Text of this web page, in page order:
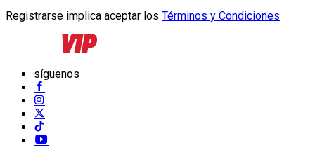
Registrarse implica aceptar los Términos y Condiciones
síguenos